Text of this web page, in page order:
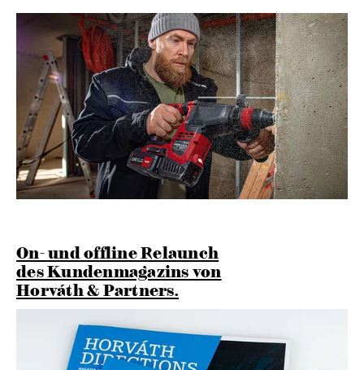
On- und offline Relaunch
des Kundenmagazins von
Horváth & Partners.